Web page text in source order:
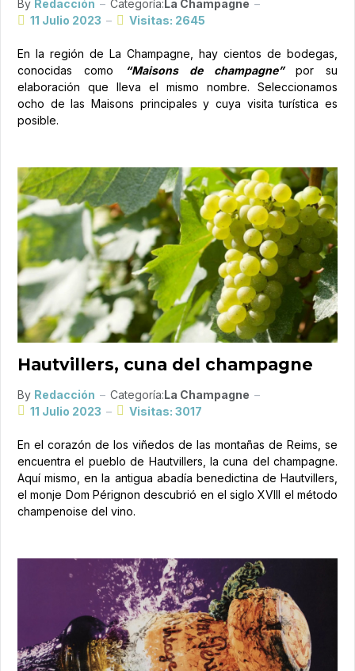
By Redacción Categoría:La Champagne
11 Julio 2023
Visitas: 2645
En la región de La Champagne, hay cientos de bodegas,
conocidas como
“Maisons de champagne”por su
elaboración que lleva el mismo nombre. Seleccionamos
ocho de las Maisons principales y cuya visita turística es
posible.
Hautvillers, cuna del champagne
By Redacción Categoría:La Champagne
11 Julio 2023
Visitas: 3017
En el corazón de los viñedos de las montañas de Reims, se
encuentra el pueblo de Hautvillers, la cuna del champagne.
Aquí mismo, en la antigua abadía benedictina de Hautvillers,
el monje Dom Pérignon descubrió en el siglo XVIII el método
champenoise del vino.